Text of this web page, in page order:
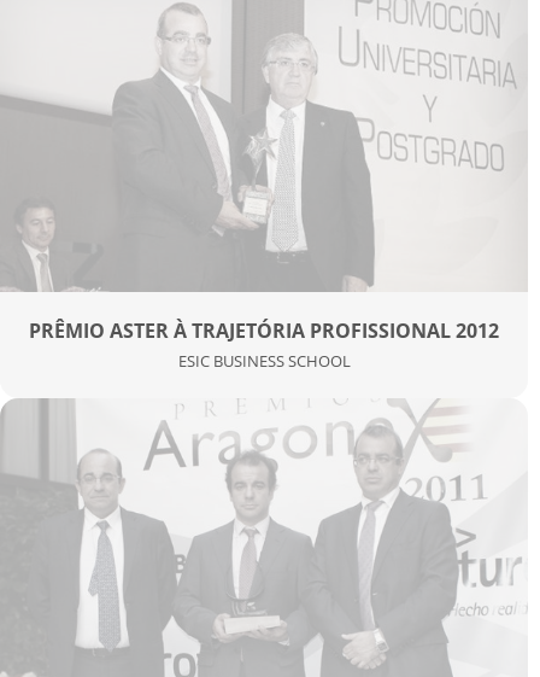
PRÊMIO ASTER À TRAJETÓRIA PROFISSIONAL 2012
ESIC BUSINESS SCHOOL